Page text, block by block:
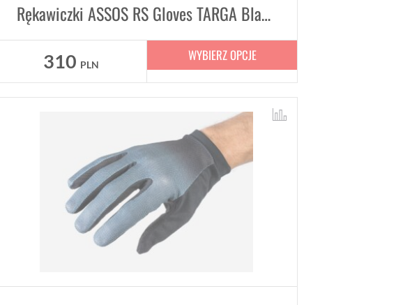
Rękawiczki ASSOS RS Gloves TARGA Black Series Unisex
310 PLN
WYBIERZ OPCJE